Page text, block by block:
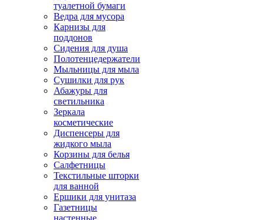
туалетной бумаги
Ведра для мусора
Карнизы для
поддонов
Сидения для душа
Полотенцедержатели
Мыльницы для мыла
Сушилки для рук
Абажуры для
светильника
Зеркала
косметические
Диспенсеры для
жидкого мыла
Корзины для белья
Салфетницы
Текстильные шторки
для ванной
Ершики для унитаза
Газетницы
настенные